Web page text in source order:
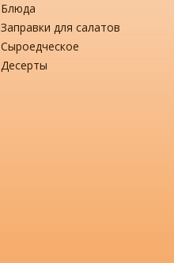
Блюда
Заправки для салатов
Сыроедческое
Десерты